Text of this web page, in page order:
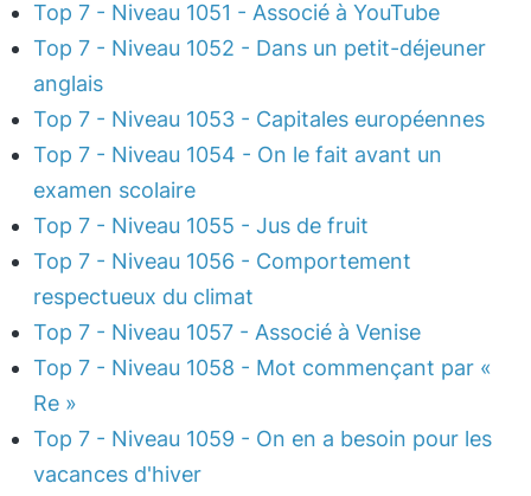
Top 7 - Niveau 1051 - Associé à YouTube
Top 7 - Niveau 1052 - Dans un petit-déjeuner
anglais
Top 7 - Niveau 1053 - Capitales européennes
Top 7 - Niveau 1054 - On le fait avant un
examen scolaire
Top 7 - Niveau 1055 - Jus de fruit
Top 7 - Niveau 1056 - Comportement
respectueux du climat
Top 7 - Niveau 1057 - Associé à Venise
Top 7 - Niveau 1058 - Mot commençant par «
Re »
Top 7 - Niveau 1059 - On en a besoin pour les
vacances d'hiver